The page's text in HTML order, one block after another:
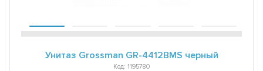
Унитаз Grossman GR-4412BMS черный
Код: 1195780